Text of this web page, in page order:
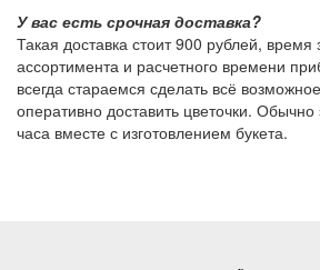
У вас есть срочная доставка?
Такая доставка стоит900 рублей, время
ассортимента и расчетного времени
всегда стараемся сделать всё
оперативно доставить цветочки. Обычно
часа вместе с изготовлением букета.